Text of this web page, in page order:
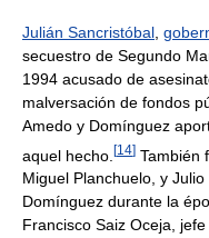
Julián Sancristóbal
secuestro de Segundo
1994 acusado de
malversación de fondos
Amedo y Domínguez
aquel hecho. [14] También
Miguel Planchuelo, y
Domínguez durante la
Francisco Saiz Oceja,